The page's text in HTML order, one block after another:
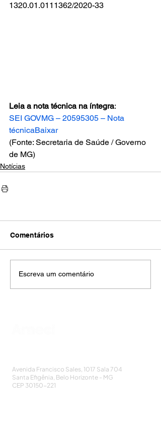
1320.01.0111362/2020-33
Leia a nota técnica na íntegra:
SEI GOVMG – 20595305 – Nota
técnicaBaixar
(Fonte: Secretaria de Saúde / Governo
de MG)
Notícias
Comentários
Escreva um comentário
Avenida Francisco Sales, 1017 Sala 704
Santa Efigênia, Belo Horizonte - MG
CEP 30150-221